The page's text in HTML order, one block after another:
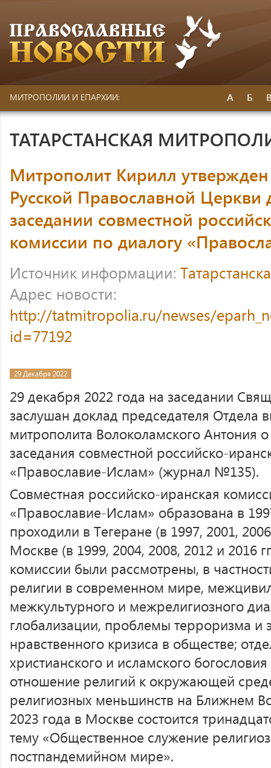
МИТРОПОЛИИ И ЕПАРХИИ: А Б
ТАТАРСТАНСКАЯ
Митрополит Кирилл утвержден
Русской Православной Церкви
заседании совместной
комиссии по диалогу
Источник информации:
Адрес новости:
http://tatmitropolia.ru/newses/
id=77192
29 Декабря 2022
29 декабря 2022 года на заседании
заслушан доклад председателя Отдела
митрополита Волоколамского Антония
заседания совместной российско-
«Православие-Ислам» (журнал №135).
Совместная российско-иранская
«Православие-Ислам» образована в
проходили в Тегеране (в 1997, 2001,
Москве (в 1999, 2004, 2008, 2012 и 2016
комиссии были рассмотрены, в
религии в современном мире,
межкультурного и межрелигиозного
глобализации, проблемы терроризма и
нравственного кризиса в обществе;
христианского и исламского
отношение религий к окружающей
религиозных меньшинств на Ближнем
2023 года в Москве состоится
тему «Общественное служение
постпандемийном мире».